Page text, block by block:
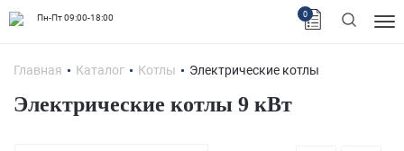
Пн-Пт 09:00-18:00 0
Главная Каталог Котлы Электрические котлы
Электрические котлы 9 кВт